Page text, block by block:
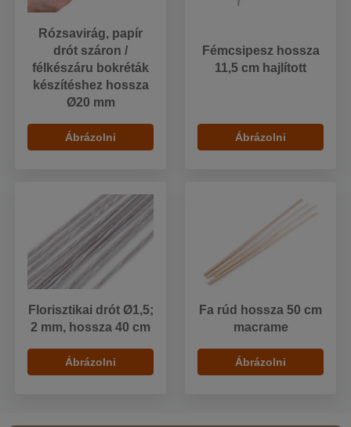
Rózsavirág, papír
drót száron /
félkészáru bokréták
készítéshez hossza
Ø20 mm
Ábrázolni
Fémcsipesz hossza
11,5 cm hajlított
Ábrázolni
Florisztikai drót Ø1,5;
2 mm, hossza 40 cm
Ábrázolni
Fa rúd hossza 50 cm
macrame
Ábrázolni